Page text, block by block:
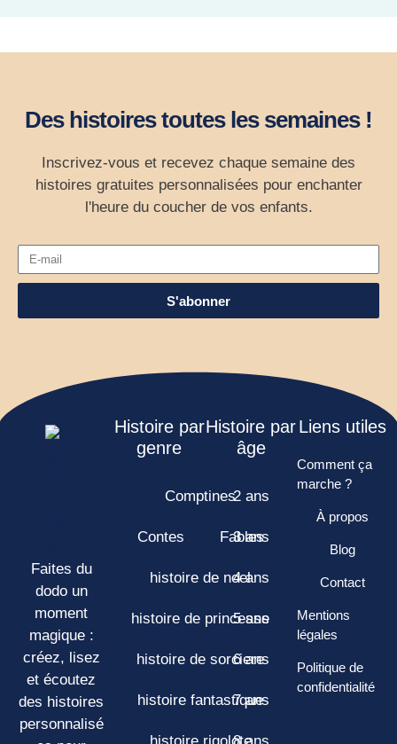
Des histoires toutes les semaines !
Inscrivez-vous et recevez chaque semaine des
histoires gratuites personnalisées pour enchanter
l'heure du coucher de vos enfants.
S'abonner
Faites du
dodo un
moment
magique :
créez, lisez
et écoutez
des histoires
personnalisé
Histoire par
genre
Comptines
Contes Fables
histoire de noel
histoire de princesse
histoire de sorciere
histoire fantastique
Histoire par
âge
2 ans
3 ans
4 ans
5 ans
6 ans
7 ans
Liens utiles
Comment ça
marche ?
À propos
Blog
Contact
Mentions
légales
Politique de
confidentialité